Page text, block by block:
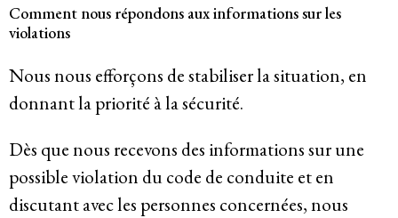
Comment nous répondons aux informations sur les
violations
Nous nous efforçons de stabiliser la situation, en
donnant la priorité à la sécurité.
Dès que nous recevons des informations sur une
possible violation du code de conduite et en
discutant avec les personnes concernées, nous